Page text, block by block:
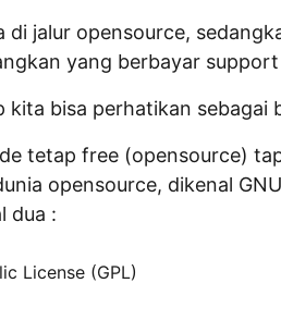
di jalur opensource,
yang berbayar
kita bisa perhatikan sebagai
tetap free (opensource)
opensource, dikenal
dua :
License (GPL)